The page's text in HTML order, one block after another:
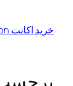
محتواخرید اکانت Vpn | ساکس پروکسی | فیلترشکن